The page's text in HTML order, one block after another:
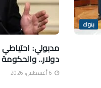
بنوك
دولار..